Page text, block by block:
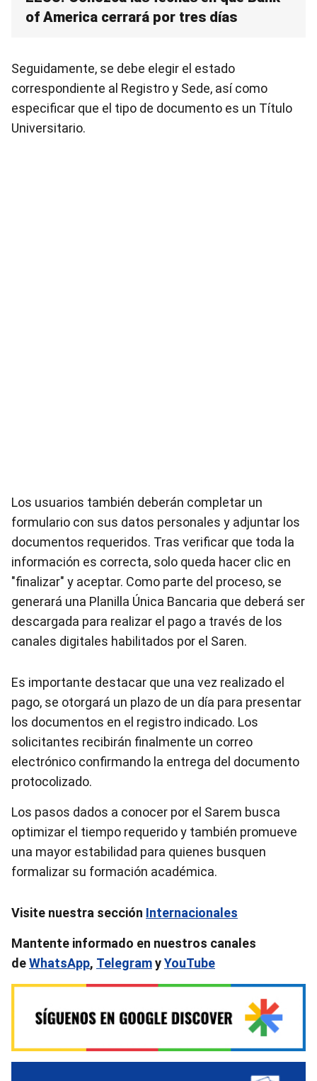
of America cerrará por tres días
Seguidamente, se debe elegir el estado
correspondiente al Registro y Sede, así como
especificar que el tipo de documento es un Título
Universitario.
Los usuarios también deberán completar un
formulario con sus datos personales y adjuntar los
documentos requeridos. Tras verificar que toda la
información es correcta, solo queda hacer clic en
"finalizar" y aceptar. Como parte del proceso, se
generará una Planilla Única Bancaria que deberá ser
descargada para realizar el pago a través de los
canales digitales habilitados por el Saren.
Es importante destacar que una vez realizado el
pago, se otorgará un plazo de un día para presentar
los documentos en el registro indicado. Los
solicitantes recibirán finalmente un correo
electrónico confirmando la entrega del documento
protocolizado.
Los pasos dados a conocer por el Sarem busca
optimizar el tiempo requerido y también promueve
una mayor estabilidad para quienes busquen
formalizar su formación académica.
Visite nuestra sección Internacionales
Mantente informado en nuestros canales
deWhatsApp, TelegramyYouTube